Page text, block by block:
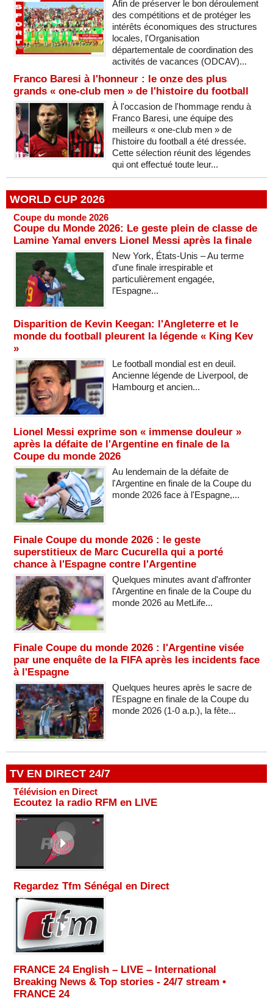
Afin de préserver le bon déroulement
des compétitions et de protéger les
intérêts économiques des structures
locales, l'Organisation
départementale de coordination des
activités de vacances (ODCAV)...
Franco Baresi à l'honneur : le onze des plus
grands « one-club men » de l'histoire du football
À l'occasion de l'hommage rendu à
Franco Baresi, une équipe des
meilleurs « one-club men » de
l'histoire du football a été dressée.
Cette sélection réunit des légendes
qui ont effectué toute leur...
WORLD CUP 2026
Coupe du monde 2026
Coupe du Monde 2026: Le geste plein de classe de
Lamine Yamal envers Lionel Messi après la finale
New York, États-Unis – Au terme
d'une finale irrespirable et
particulièrement engagée,
l'Espagne...
Disparition de Kevin Keegan: l'Angleterre et le
monde du football pleurent la légende « King Kev
»
Le football mondial est en deuil.
Ancienne légende de Liverpool, de
Hambourg et ancien...
Lionel Messi exprime son « immense douleur »
après la défaite de l'Argentine en finale de la
Coupe du monde 2026
Au lendemain de la défaite de
l'Argentine en finale de la Coupe du
monde 2026 face à l'Espagne,...
Finale Coupe du monde 2026 : le geste
superstitieux de Marc Cucurella qui a porté
chance à l'Espagne contre l'Argentine
Quelques minutes avant d'affronter
l'Argentine en finale de la Coupe du
monde 2026 au MetLife...
Finale Coupe du monde 2026 : l'Argentine visée
par une enquête de la FIFA après les incidents face
à l'Espagne
Quelques heures après le sacre de
l'Espagne en finale de la Coupe du
monde 2026 (1-0 a.p.), la fête...
TV EN DIRECT 24/7
Télévision en Direct
Ecoutez la radio RFM en LIVE
Regardez Tfm Sénégal en Direct
FRANCE 24 English – LIVE – International
Breaking News & Top stories - 24/7 stream •
FRANCE 24